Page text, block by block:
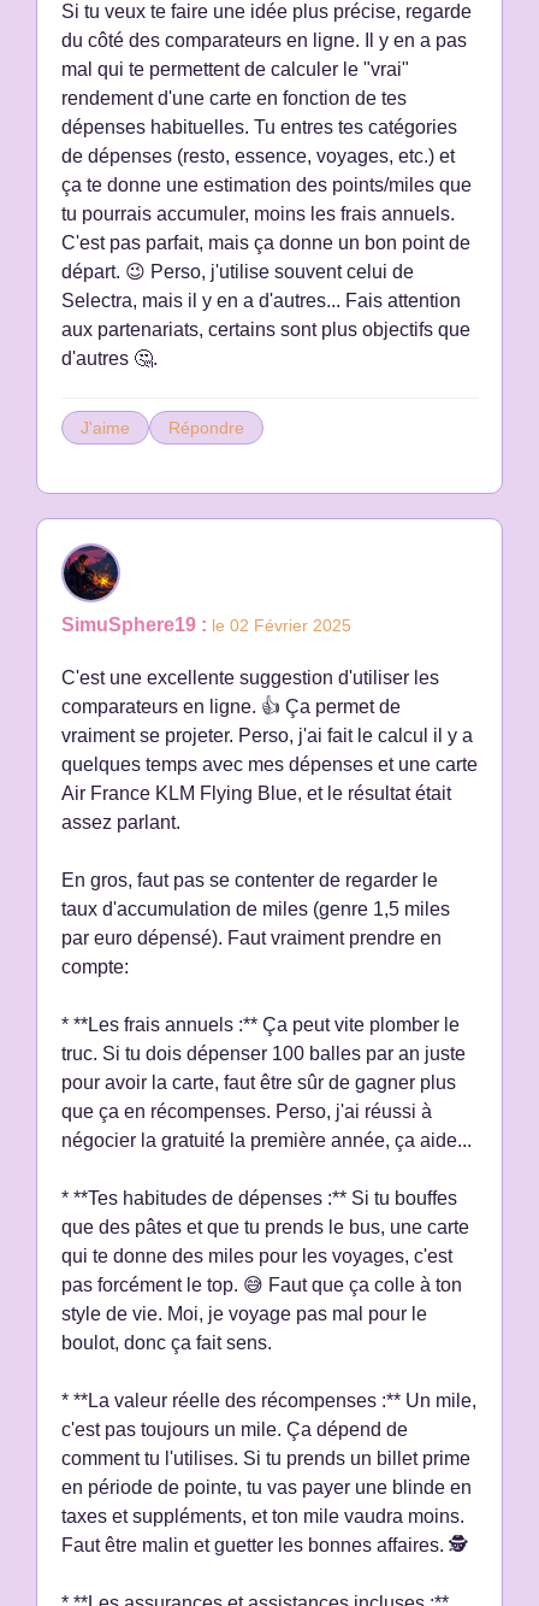
Si tu veux te faire une idée plus précise, regarde
du côté des comparateurs en ligne. Il y en a pas
mal qui te permettent de calculer le "vrai"
rendement d'une carte en fonction de tes
dépenses habituelles. Tu entres tes catégories
de dépenses (resto, essence, voyages, etc.) et
ça te donne une estimation des points/miles que
tu pourrais accumuler, moins les frais annuels.
C'est pas parfait, mais ça donne un bon point de
départ. 😉 Perso, j'utilise souvent celui de
Selectra, mais il y en a d'autres... Fais attention
aux partenariats, certains sont plus objectifs que
d'autres 🤔.
J'aime Répondre
SimuSphere19 : le 02 Février 2025
C'est une excellente suggestion d'utiliser les
comparateurs en ligne. 👍 Ça permet de
vraiment se projeter. Perso, j'ai fait le calcul il y a
quelques temps avec mes dépenses et une carte
Air France KLM Flying Blue, et le résultat était
assez parlant.
En gros, faut pas se contenter de regarder le
taux d'accumulation de miles (genre 1,5 miles
par euro dépensé). Faut vraiment prendre en
compte:
* **Les frais annuels :** Ça peut vite plomber le
truc. Si tu dois dépenser 100 balles par an juste
pour avoir la carte, faut être sûr de gagner plus
que ça en récompenses. Perso, j'ai réussi à
négocier la gratuité la première année, ça aide...
* **Tes habitudes de dépenses :** Si tu bouffes
que des pâtes et que tu prends le bus, une carte
qui te donne des miles pour les voyages, c'est
pas forcément le top. 😅 Faut que ça colle à ton
style de vie. Moi, je voyage pas mal pour le
boulot, donc ça fait sens.
* **La valeur réelle des récompenses :** Un mile,
c'est pas toujours un mile. Ça dépend de
comment tu l'utilises. Si tu prends un billet prime
en période de pointe, tu vas payer une blinde en
taxes et suppléments, et ton mile vaudra moins.
Faut être malin et guetter les bonnes affaires. 🕵️